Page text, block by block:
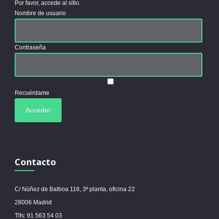
Por favor, accede al sitio.
Nombre de usuario
Contraseña
Recuérdame
Contacto
C/ Núñez de Balboa 116, 3ª planta, oficina 22
28006 Madrid
Tlfs: 91 563 54 03